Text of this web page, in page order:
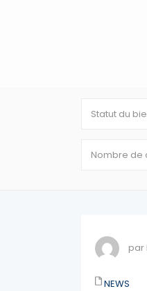
Statut du
par
NEWS